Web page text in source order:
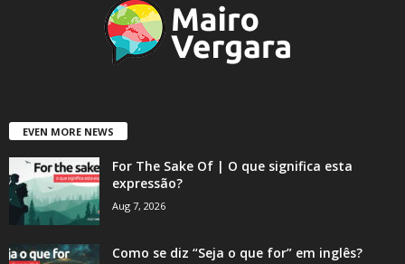
EVEN MORE NEWS
For The Sake Of | O que significa esta
expressão?
Aug 7, 2026
Como se diz “Seja o que for” em inglês?